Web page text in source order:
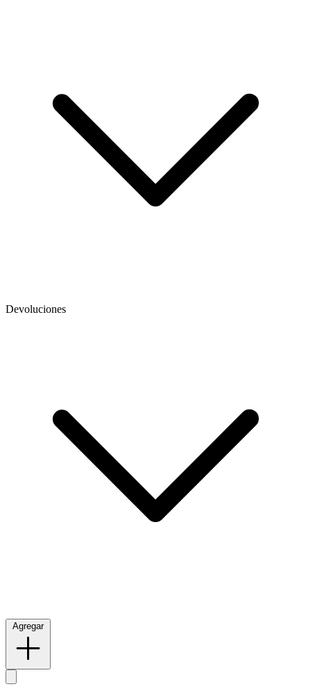
Devoluciones
Agregar